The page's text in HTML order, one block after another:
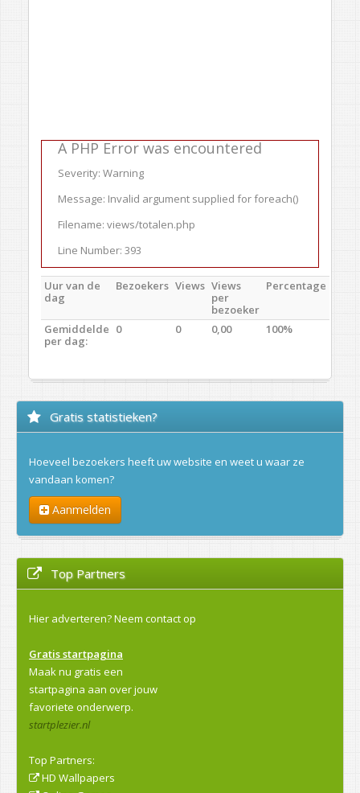
A PHP Error was encountered
Severity: Warning
Message: Invalid argument supplied for foreach()
Filename: views/totalen.php
Line Number: 393
Uur van de
dag
Bezoekers Views Views
per
bezoeker
Percentage
Gemiddelde
per dag:
0 0 0,00 100%
Gratis statistieken?
Hoeveel bezoekers heeft uw website en weet u waar ze
vandaan komen?
Aanmelden
Top Partners
Hier adverteren?Neem contact op
Gratis startpagina
Maak nu gratis een
startpagina aan over jouw
favoriete onderwerp.
startplezier.nl
Top Partners:
HD Wallpapers